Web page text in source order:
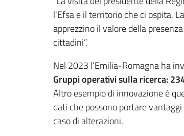
l'Efsa e il territorio che ci ospita.
apprezzino il valore della
cittadini”.
Nel 2023 l’Emilia-Romagna ha
Gruppi operativi sulla ricerca:
Altro esempio di innovazione è
dati che possono portare
caso di alterazioni.